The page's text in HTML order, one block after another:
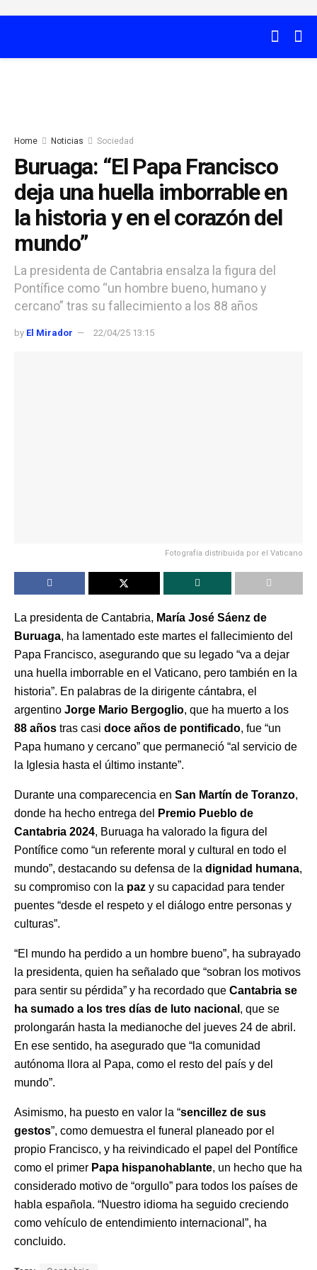
Home Noticias Sociedad
Buruaga: “El Papa Francisco
deja una huella imborrable en
la historia y en el corazón del
mundo”
La presidenta de Cantabria ensalza la figura del
Pontífice como “un hombre bueno, humano y
cercano” tras su fallecimiento a los 88 años
by El Mirador 22/04/25 13:15
Fotografía distribuida por el Vaticano
La presidenta de Cantabria, María José Sáenz de
Buruaga, ha lamentado este martes el fallecimiento del
Papa Francisco, asegurando que su legado “va a dejar
una huella imborrable en el Vaticano, pero también en la
historia”. En palabras de la dirigente cántabra, el
argentino Jorge Mario Bergoglio, que ha muerto a los
88 años tras casi doce años de pontificado, fue “un
Papa humano y cercano” que permaneció “al servicio de
la Iglesia hasta el último instante”.
Durante una comparecencia en San Martín de Toranzo,
donde ha hecho entrega del
Premio Pueblo de
Cantabria 2024, Buruaga ha valorado la figura del
Pontífice como “un referente moral y cultural en todo el
mundo”, destacando su defensa de la dignidad humana,
su compromiso con la paz y su capacidad para tender
puentes “desde el respeto y el diálogo entre personas y
culturas”.
“El mundo ha perdido a un hombre bueno”, ha subrayado
la presidenta, quien ha señalado que “sobran los motivos
para sentir su pérdida” y ha recordado que Cantabria se
ha sumado a los tres días de luto nacional , que se
prolongarán hasta la medianoche del jueves 24 de abril.
En ese sentido, ha asegurado que “la comunidad
autónoma llora al Papa, como el resto del país y del
mundo”.
Asimismo, ha puesto en valor la “sencillez de sus
gestos”, como demuestra el funeral planeado por el
propio Francisco, y ha reivindicado el papel del Pontífice
como el primer Papa hispanohablante, un hecho que ha
considerado motivo de “orgullo” para todos los países de
habla española. “Nuestro idioma ha seguido creciendo
como vehículo de entendimiento internacional”, ha
concluido.